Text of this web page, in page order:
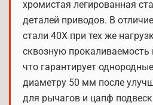
хромистая легированная
деталей приводов. В
стали 40Х при тех же
сквозную
что гарантирует
диаметру 50 мм после
для рычагов и цапф